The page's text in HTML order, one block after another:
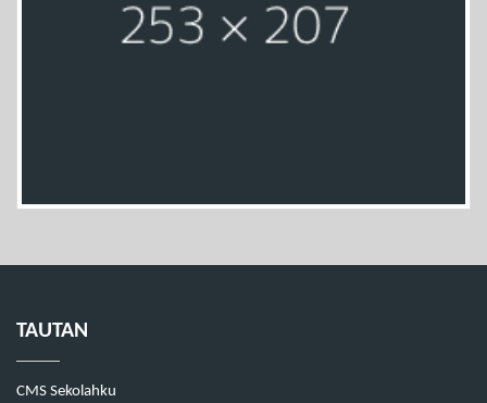
TAUTAN
CMS Sekolahku